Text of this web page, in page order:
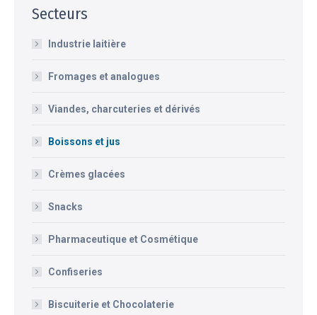
Secteurs
Industrie laitière
Fromages et analogues
Viandes, charcuteries et dérivés
Boissons et jus
Crèmes glacées
Snacks
Pharmaceutique et Cosmétique
Confiseries
Biscuiterie et Chocolaterie